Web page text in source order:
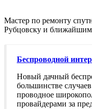
Мастер по ремонту
Рубцовску и
Беспроводной
Новый дачный
большинстве
проводное
провайдерами за